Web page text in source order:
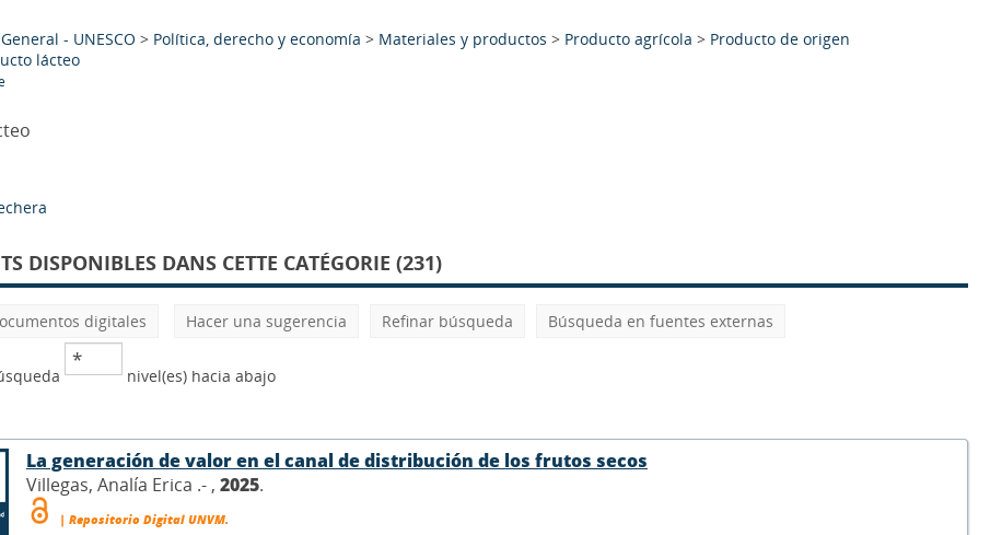
- UNESCO > Política, derecho y economía > Materiales y productos > Producto agrícola > Producto de origen
lácteo
DISPONIBLES DANS CETTE CATÉGORIE (231)
digitales Hacer una sugerencia Refinar búsqueda Búsqueda en fuentes externas
nivel(es) hacia abajo
La generación de valor en el canal de distribución de los frutos secos
Villegas, Analía Erica .- , 2025.
| Repositorio Digital UNVM.